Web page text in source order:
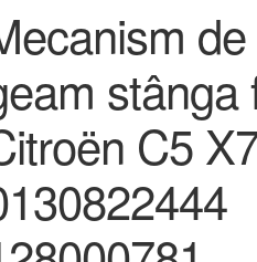
stânga
C5